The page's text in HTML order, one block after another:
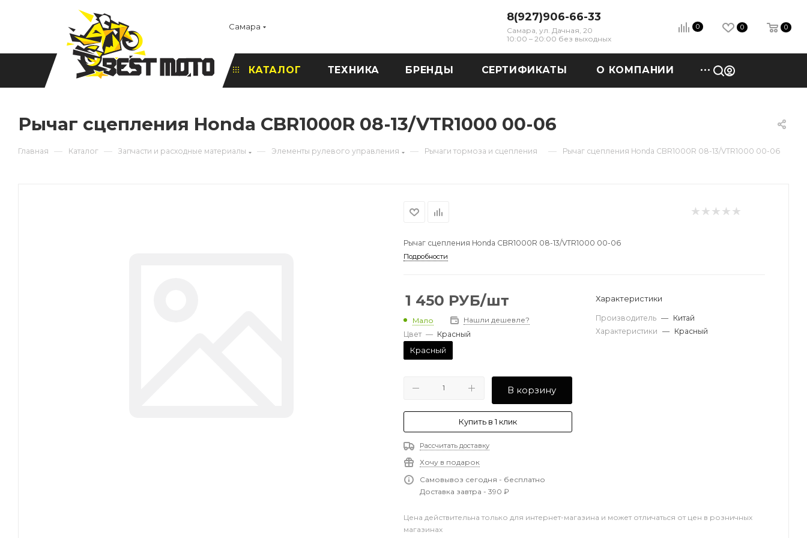
Самара
8(927)906-66-33
Самара, ул. Дачная, 20
10:00 – 20:00 без выходных
0 0 0
КАТАЛОГ ТЕХНИКА БРЕНДЫ СЕРТИФИКАТЫ О КОМПАНИИ
Рычаг сцепления Honda CBR1000R 08-13/VTR1000 00-06
Главная — Каталог — Запчасти и расходные материалы — Элементы рулевого управления — Рычаги тормоза и сцепления — Рычаг сцепления Honda CBR1000R 08-13/VTR1000 00-06
Рычаг сцепления Honda CBR1000R 08-13/VTR1000 00-06
Подробности
1 450 РУБ/шт
Мало
Нашли дешевле?
Цвет — Красный
Красный
В корзину
Купить в 1 клик
Рассчитать доставку
Хочу в подарок
Самовывоз сегодня - бесплатно
Доставка завтра - 390 ₽
Характеристики
Производитель — Китай
Характеристики — Красный
Цена действительна только для интернет-магазина и может отличаться от цен в розничных
магазинах